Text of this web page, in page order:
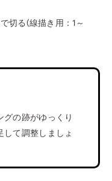
切る(線描き用：1～
の跡がゆっくり
て調整しましょ